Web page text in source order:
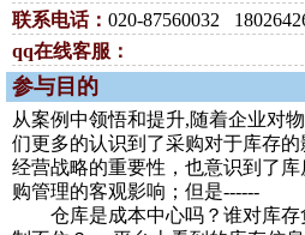
联系电话： 020-87560032
qq在线客服：
参与目的
从案例中领悟和提升,随着企业对
们更多的认识到了采购对于库存
经营战略的重要性，也意识到了
购管理的客观影响；但是------
仓库是成本中心吗？谁对库存